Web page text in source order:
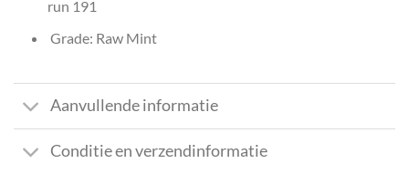
run 191
Grade: Raw Mint
Aanvullende informatie
Conditie en verzendinformatie